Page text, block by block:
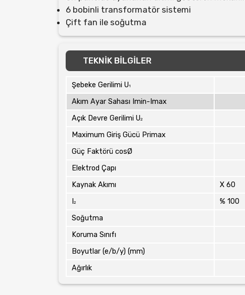
6 bobinli transformatör sistemi
Çift fan ile soğutma
TEKNİK BİLGİLER
Şebeke Gerilimi U1
Akım Ayar Sahası Imin-Imax
Açık Devre Gerilimi U2
Maximum Giriş Gücü Primax
Güç Faktörü cosØ
Elektrod Çapı
Kaynak Akımı
X 60
I2 % 100
Soğutma
Koruma Sınıfı
Boyutlar (e/b/y) (mm)
Ağırlık